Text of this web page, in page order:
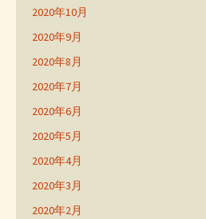
2020年10月
2020年9月
2020年8月
2020年7月
2020年6月
2020年5月
2020年4月
2020年3月
2020年2月